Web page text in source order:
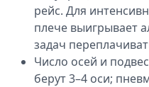
рейс. Для
плече выигрывает
задач
Число осей и
берут 3–4 оси;